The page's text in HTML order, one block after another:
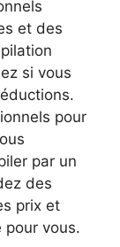
et des
si vous
pour
par un
des
prix et
pour vous.